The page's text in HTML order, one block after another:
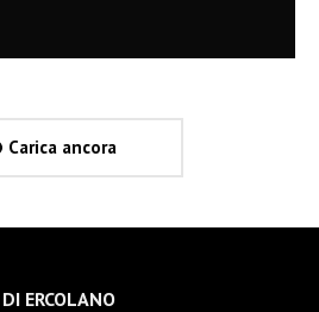
Carica ancora
ERCOLANO